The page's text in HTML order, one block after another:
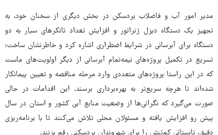
مدیر امور آب و فاضلاب بردسکن در بخش دیگری از سخنان خود، به
تجهیز یک دستگاه دیزل ژنراتور و افزایش تعداد تانکرهای سیار به دو
دستگاه برای آبرسانی در شرایط اضطراری اشاره کرد و خاطرنشان ساخت:
تسریع در تکمیل پروژه‌های نیمه‌تمام آبرسانی از دیگر اولویت‌های ماست
که در این راستا پروژه‌های متعددی وارد مرحله مناقصه و تعیین پیمانکار
شده‌اند تا هرچه سریع‌تر به بهره‌برداری برسند. این اقدامات در حالی
صورت می‌گیرد که نگرانی‌ها از وضعیت منابع آبی کشور و استان در سال
پیش رو افزایش یافته و مسئولان محلی تلاش می‌کنند تا با برنامه‌ریزی